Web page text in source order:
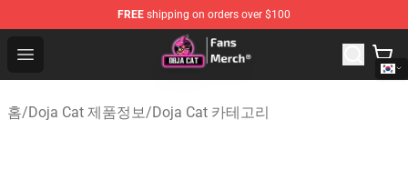
FREE shipping on orders over $100
Open menu
Doja Cat Store - Official Doja Cat Merchandise Shop
홈/Doja Cat 제품정보/Doja Cat 카테고리